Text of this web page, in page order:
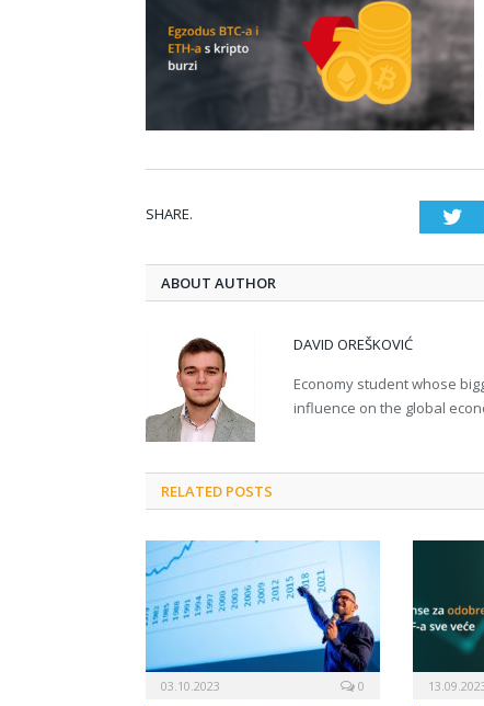
SHARE.
ABOUT AUTHOR
DAVID OREŠKOVIĆ
Economy student whose
influence on the global
RELATED POSTS
03.10.2023 0